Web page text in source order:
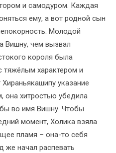
и самодуром. Каждая
ему, а вот родной сын
Молодой
Вишну, чем вызвал
короля была
характером и
указание
она хитростью убедила
во имя Вишну. Чтобы
момент, Холика взяла
пламя – она-то себя
же начал распевать